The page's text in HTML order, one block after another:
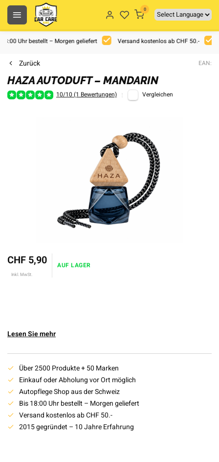
0
Uhr bestellt – Morgen geliefert Versand kostenlos ab CHF 50.-
Zurück EAN:
HAZA AUTODUFT – MANDARIN
10/10 (1 Bewertungen) Vergleichen
CHF 5,90
Inkl. MwSt.
AUF LAGER
Lesen Sie mehr
Über 2500 Produkte + 50 Marken
Einkauf oder Abholung vor Ort möglich
Autopflege Shop aus der Schweiz
Bis 18:00 Uhr bestellt – Morgen geliefert
Versand kostenlos ab CHF 50.-
2015 gegründet – 10 Jahre Erfahrung